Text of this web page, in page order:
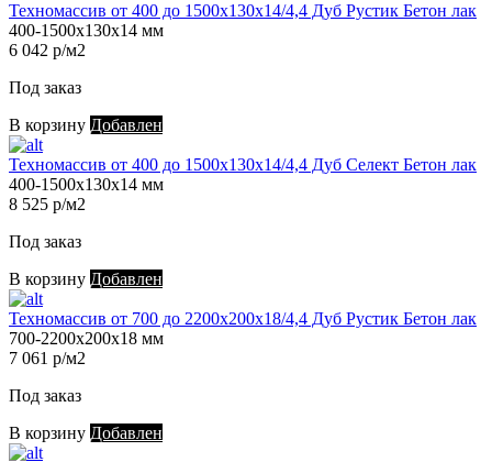
Техномассив от 400 до 1500х130х14/4,4 Дуб Рустик Бетон лак
400-1500х130х14 мм
6 042 р/м2
Под заказ
В корзину Добавлен
Техномассив от 400 до 1500х130х14/4,4 Дуб Селект Бетон лак
400-1500х130х14 мм
8 525 р/м2
Под заказ
В корзину Добавлен
Техномассив от 700 до 2200х200х18/4,4 Дуб Рустик Бетон лак
700-2200х200х18 мм
7 061 р/м2
Под заказ
В корзину Добавлен